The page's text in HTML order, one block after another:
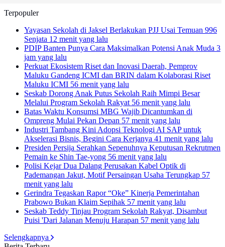
Terpopuler
Yayasan Sekolah di Jaksel Berlakukan PJJ Usai Temuan 996
Senjata 12 menit yang lalu
PDIP Banten Punya Cara Maksimalkan Potensi Anak Muda 3
jam yang lalu
Perkuat Ekosistem Riset dan Inovasi Daerah, Pemprov
Maluku Gandeng ICMI dan BRIN dalam Kolaborasi Riset
Maluku ICMI 56 menit yang lalu
Seskab Dorong Anak Putus Sekolah Raih Mimpi Besar
Melalui Program Sekolah Rakyat 56 menit yang lalu
Batas Waktu Konsumsi MBG Wajib Dicantumkan di
Ompreng Mulai Pekan Depan 57 menit yang lalu
Industri Tambang Kini Adopsi Teknologi AI SAP untuk
Akselerasi Bisnis, Begini Cara Kerjanya 41 menit yang lalu
Presiden Persija Serahkan Sepenuhnya Keputusan Rekrutmen
Pemain ke Shin Tae-yong 56 menit yang lalu
Polisi Kejar Dua Dalang Perusakan Kabel Optik di
Pademangan Jakut, Motif Persaingan Usaha Terungkap 57
menit yang lalu
Gerindra Tegaskan Rapor “Oke” Kinerja Pemerintahan
Prabowo Bukan Klaim Sepihak 57 menit yang lalu
Seskab Teddy Tinjau Program Sekolah Rakyat, Disambut
Puisi 'Dari Jalanan Menuju Harapan 57 menit yang lalu
Selengkapnya